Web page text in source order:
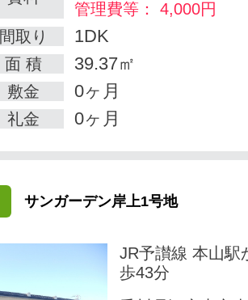
管理費等： 4,000円
間取り
1DK
面 積 39.37㎡
敷金 0ヶ月
礼金 0ヶ月
サンガーデン岸上1号地
JR予讃線 本山駅
歩43分